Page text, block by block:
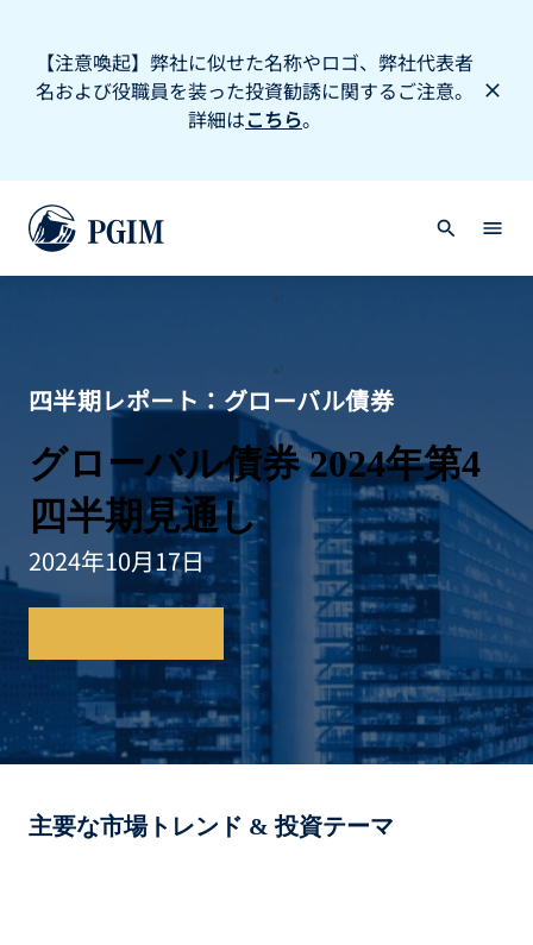
【注意喚起】弊社に似せた名称やロゴ、弊社代表者
名および役職員を装った投資勧誘に関するご注意。
詳細はこちら。
四半期レポート：グローバル債券
グローバル債券 2024年第4
四半期見通し
2024年10月17日
主要な市場トレンド & 投資テーマ